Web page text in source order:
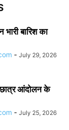
बारिश का
- July 29, 2026
छात्र आंदोलन के
- July 25, 2026